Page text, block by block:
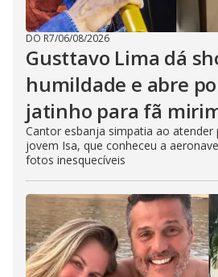
DO R7/06/08/2026
Gusttavo Lima dá
humildade e abre
jatinho para fã
Cantor esbanja simpatia ao atender
jovem Isa, que conheceu a
fotos inesquecíveis